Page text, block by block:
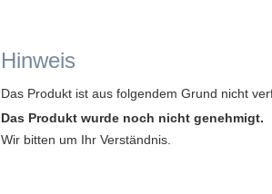
Hinweis
Das Produkt ist aus folgendem Grund nicht
Das Produkt wurde noch nicht genehmigt.
Wir bitten um Ihr Verständnis.